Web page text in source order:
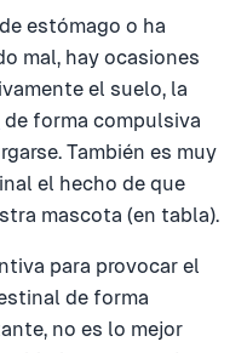
estómago o ha
mal, hay ocasiones
el suelo, la
de forma compulsiva
También es muy
el hecho de que
mascota (en tabla).
para provocar el
de forma
no es lo mejor